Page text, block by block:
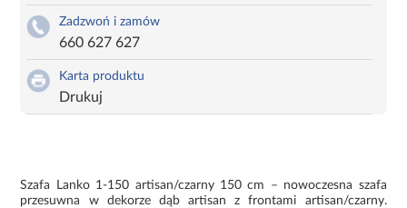
Zadzwoń i zamów
660 627 627
Karta produktu
Drukuj
Szafa Lanko 1-150 artisan/czarny 150 cm – nowoczesna szafa
przesuwna w dekorze dąb artisan z frontami artisan/czarny.